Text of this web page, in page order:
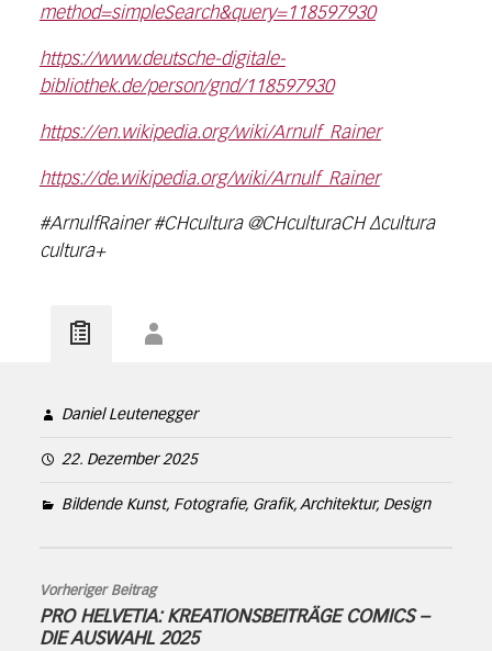
method=simpleSearch&query=118597930
https://www.deutsche-digitale-
bibliothek.de/person/gnd/118597930
https://en.wikipedia.org/wiki/Arnulf_Rainer
https://de.wikipedia.org/wiki/Arnulf_Rainer
#ArnulfRainer #CHcultura @CHculturaCH ∆cultura
cultura+
Daniel Leutenegger
22. Dezember 2025
Bildende Kunst, Fotografie, Grafik, Architektur, Design
Vorheriger Beitrag
PRO HELVETIA: KREATIONSBEITRÄGE COMICS –
DIE AUSWAHL 2025